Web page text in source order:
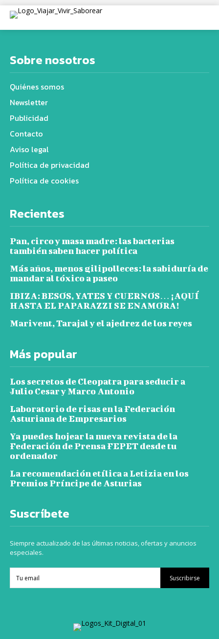
Sobre nosotros
Quiénes somos
Newsletter
Publicidad
Contacto
Aviso legal
Política de privacidad
Política de cookies
Recientes
Pan, circo y masa madre: las bacterias
también saben hacer política
Más años, menos gilipolleces: la sabiduría de
mandar al tóxico a paseo
IBIZA: BESOS, YATES Y CUERNOS… ¡AQUÍ
HASTA EL PAPARAZZI SE ENAMORA!
Marivent, Tarajal y el ajedrez de los reyes
Más popular
Los secretos de Cleopatra para seducir a
Julio Cesar y Marco Antonio
Laboratorio de risas en la Federación
Asturiana de Empresarios
Ya puedes hojear la nueva revista de la
Federación de Prensa FEPET desde tu
ordenador
La recomendación etílica a Letizia en los
Premios Príncipe de Asturias
Suscríbete
Siempre actualizado de las últimas noticias, ofertas y anuncios
especiales.
Suscribirse